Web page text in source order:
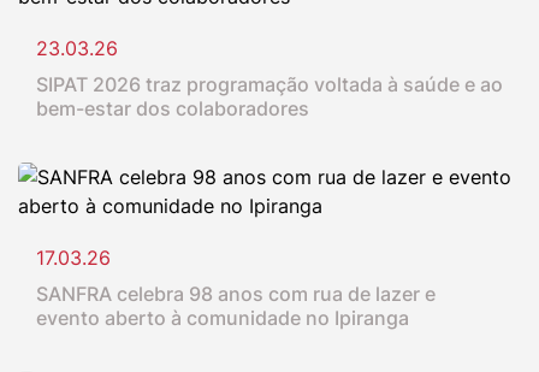
23.03.26
SIPAT 2026 traz programação voltada à saúde e ao
bem-estar dos colaboradores
17.03.26
SANFRA celebra 98 anos com rua de lazer e
evento aberto à comunidade no Ipiranga